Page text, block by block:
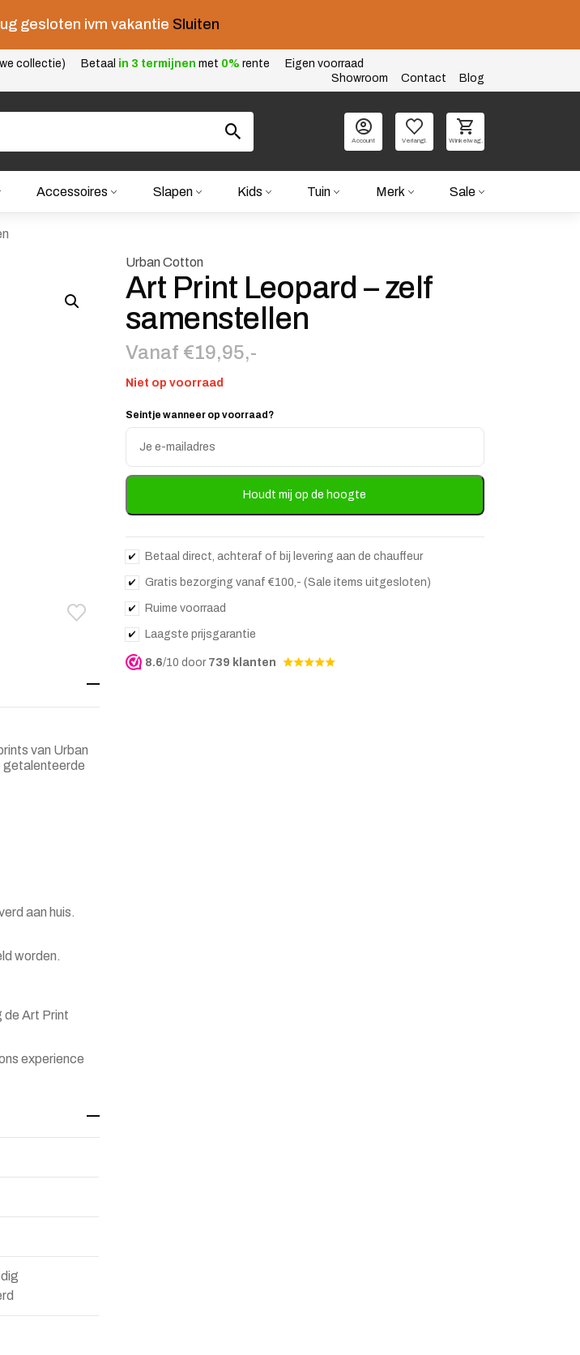
gesloten ivm vakantie Sluiten
collectie) Betaal in 3 termijnen met 0% rente
Eigen voorraad
Showroom
Contact Blog
Account Verlangl. Winkelwag.
Accessoires Slapen Kids Tuin Merk Sale
Toevoegen aan verlanglijstje
Verwijderen van verlanglijst
van Urban
getalenteerde
aan huis.
worden.
de Art Print
experience
Urban Cotton
Art Print Leopard – zelf
samenstellen
Vanaf €19,95,-
Niet op voorraad
Seintje wanneer op voorraad?
Enter
your
email
address
join
waitlist
for
this
product
Houdt mij op de hoogte
Betaal direct, achteraf of bij levering aan de chauffeur
Gratis bezorging vanaf €100,- (Sale items uitgesloten)
Ruime voorraad
Laagste prijsgarantie
8.6/10 door 739 klanten